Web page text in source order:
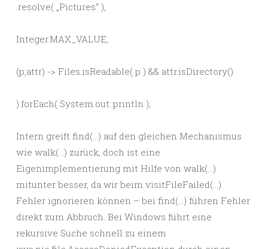
.resolve( „Pictures“ ),
Integer.MAX_VALUE,
(p,attr) -> Files.isReadable( p ) && attr.isDirectory()
).forEach( System.out::println );
Intern greift find(…) auf den gleichen Mechanismus
wie walk(…) zurück, doch ist eine
Eigenimplementierung mit Hilfe von walk(…)
mitunter besser, da wir beim visitFileFailed(…)
Fehler ignorieren können – bei find(…) führen Fehler
direkt zum Abbruch. Bei Windows führt eine
rekursive Suche schnell zu einem